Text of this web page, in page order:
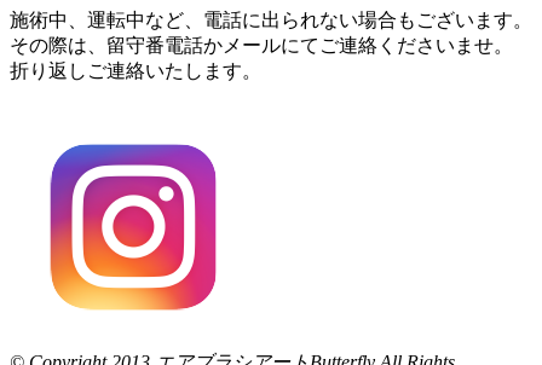
施術中、運転中など、電話に出られない場合もございます。
その際は、留守番電話かメールにてご連絡くださいませ。
折り返しご連絡いたします。